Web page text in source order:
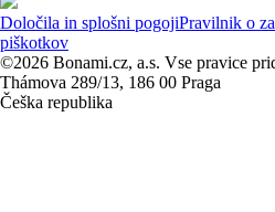
Določila in splošni pogojiPravilnik o
piškotkov
©2026 Bonami.cz, a.s. Vse pravice
Thámova 289/13, 186 00 Praga
Češka republika